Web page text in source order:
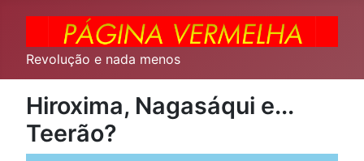
Revolução e nada menos
Hiroxima, Nagasáqui e...
Teerão?